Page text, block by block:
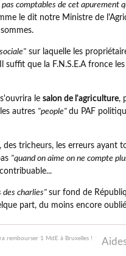
comptables de cet apurement
le dit notre Ministre de
sur laquelle les
suffit que la F.N.S.E.A fronce
le salon de l'agriculture,
autres "people" du PAF
, des tricheurs, les erreurs ayant
"quand on aime on ne compte
des charlies" sur fond de
part, du moins encore